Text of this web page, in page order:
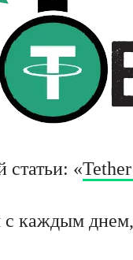
статьи: «
с каждым